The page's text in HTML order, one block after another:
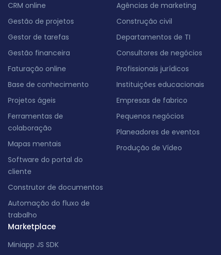
CRM online
Gestão de projetos
Gestor de tarefas
Gestão financeira
Faturação online
Base de conhecimento
Projetos ágeis
Ferramentas de
colaboração
Mapas mentais
Software do portal do
cliente
Construtor de documentos
Automação do fluxo de
trabalho
Marketplace
Miniapp JS SDK
Agências de marketing
Construção civil
Departamentos de TI
Consultores de negócios
Profissionais jurídicos
Instituições educacionais
Empresas de fabrico
Pequenos negócios
Planeadores de eventos
Produção de Vídeo